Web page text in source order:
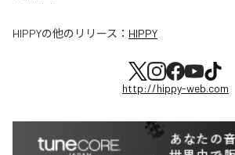
HIPPYの他のリリース： HIPPY
http://hippy-web.com